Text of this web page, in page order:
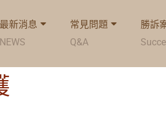
最新消息
NEWS
常見問題
Q&A
勝訴